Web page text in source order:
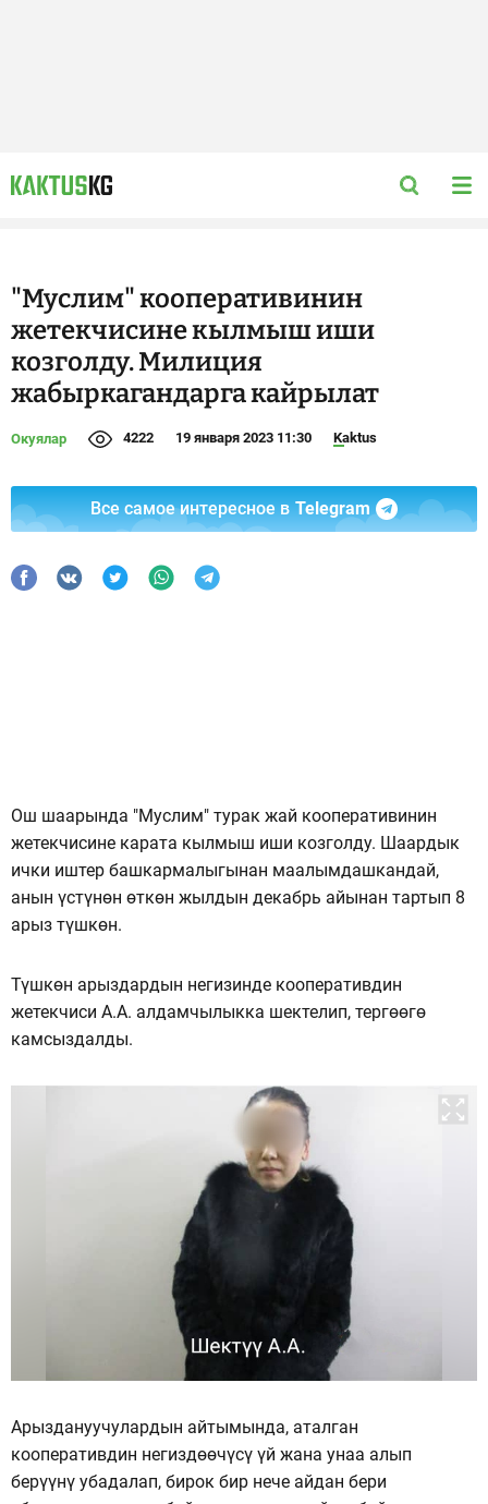
"Муслим" кооперативинин
жетекчисине кылмыш иши
козголду. Милиция
жабыркагандарга кайрылат
Окуялар 4222 19 января 2023 11:30 Kaktus
Все самое интересное в Telegram
Ош шаарында "Муслим" турак жай кооперативинин
жетекчисине карата кылмыш иши козголду. Шаардык
ички иштер башкармалыгынан маалымдашкандай,
анын үстүнөн өткөн жылдын декабрь айынан тартып 8
арыз түшкөн.
Түшкөн арыздардын негизинде кооперативдин
жетекчиси А.А. алдамчылыкка шектелип, тергөөгө
камсыздалды.
Арыздануучулардын айтымында, аталган
кооперативдин негиздөөчүсү үй жана унаа алып
берүүнү убадалап, бирок бир нече айдан бери